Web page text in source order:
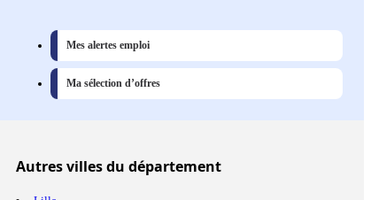
Mes alertes emploi
Ma sélection d’offres
Autresvillesdu département